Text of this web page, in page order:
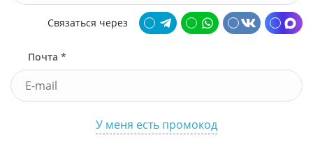
Связаться через
Почта *
У меня есть промокод